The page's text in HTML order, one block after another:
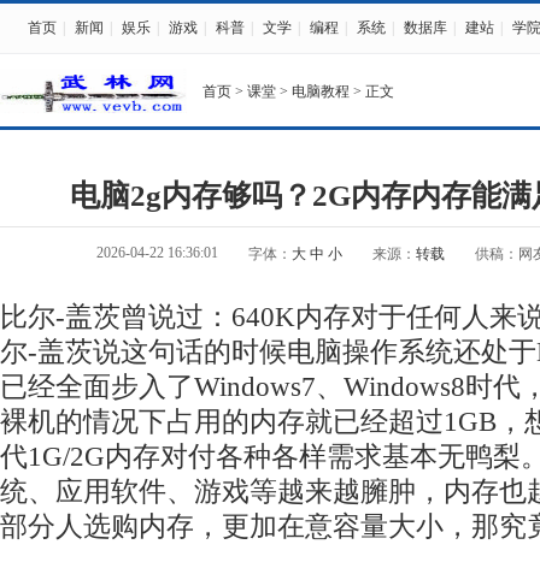
首页 新闻 娱乐 游戏 科普 文学 编程 系统 数据库 建站 学院
首页 > 课堂 > 电脑教程 > 正文
电脑2g内存够吗？2G内存内存能
2026-04-22 16:36:01 字体： 大 中 小 来源： 转载 供稿：网
比尔-盖茨曾说过：640K内存对于任何人来
尔-盖茨说这句话的时候电脑操作系统还处
已经全面步入了Windows7、Windows8时代
裸机的情况下占用的内存就已经超过1GB，
代1G/2G内存对付各种各样需求基本无鸭梨
统、应用软件、游戏等越来越臃肿，内存也
部分人选购内存，更加在意容量大小，那究